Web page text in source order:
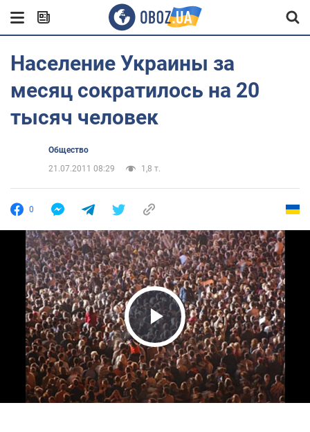
Население Украины за
месяц сократилось на 20
тысяч человек
Общество
21.07.2011 08:29
1,8 т.
0
Play Video